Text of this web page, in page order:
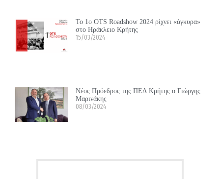
Το 1ο OTS Roadshow 2024 ρίχνει «άγκυρα»
στο Ηράκλειο Κρήτης
15/03/2024
Νέος Πρόεδρος της ΠΕΔ Κρήτης ο Γιώργης
Μαρινάκης
08/03/2024